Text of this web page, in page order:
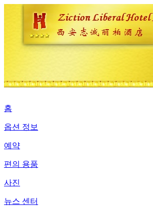
홈
옵션 정보
예약
편의 용품
사진
뉴스 센터